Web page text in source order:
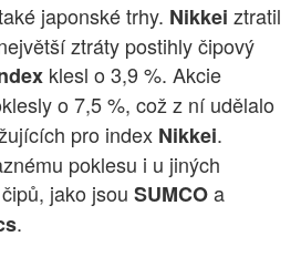
japonské trhy. Nikkei ztratil
ztráty postihly čipový
klesl o 3,9 %. Akcie
o 7,5 %, což z ní udělalo
pro index Nikkei.
poklesu i u jiných
jako jsou SUMCOa
.